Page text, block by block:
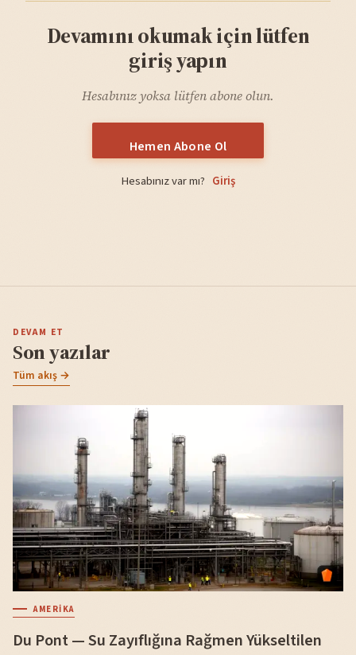
Devamını okumak için lütfen
giriş yapın
Hesabınız yoksa lütfen abone olun.
Hemen Abone Ol
Hesabınız var mı? Giriş
DEVAM ET
Son yazılar
Tüm akış →
AMERIKA
Du Pont — Su Zayıflığına Rağmen Yükseltilen